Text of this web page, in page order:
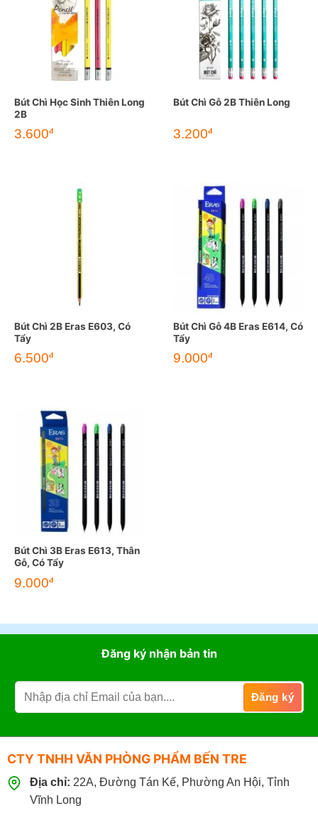
Bút Chì Học Sinh Thiên Long
2B
3.600đ
Bút Chì Gỗ 2B Thiên Long
3.200đ
Bút Chì 2B Eras E603, Có
Tẩy
6.500đ
Bút Chì Gỗ 4B Eras E614, Có
Tẩy
9.000đ
Bút Chì 3B Eras E613, Thân
Gỗ, Có Tẩy
9.000đ
Đăng ký nhận bản tin
CTY TNHH VĂN PHÒNG PHẨM BẾN TRE
Địa chỉ: 22A, Đường Tán Kế, Phường An Hội, Tỉnh
Vĩnh Long